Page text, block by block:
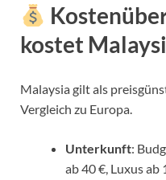
kostet
Malaysia gilt als
Vergleich zu Europa.
Unterkunft:
ab 40 €, Luxus ab